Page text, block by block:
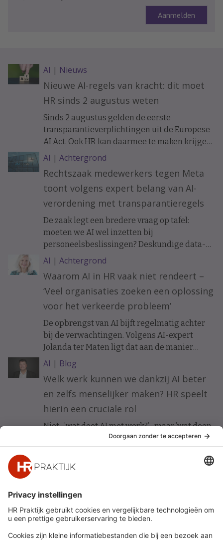
AI | Nieuws
Nieuwe AI-regels van kracht: dit moet
HR sinds 2 augustus weten
Sinds 2 augustus gelden de eerste
transparantieverplichtingen uit de Europese
AI Act. Ook HR kan daarmee te maken krijgen.
Bijvoorbeeld als sollicitanten of medewerkers
communiceren met een AI-chatbot. Wat
verandert er precies en wanneer moet je
mensen informeren?
AI | Achtergrond
Rechtszaak medewerkers tegen Meta
toont volgens expert belang van AI-
verordening met transparantieregels
De zaak legt een bredere vraag op tafel:
moeten we AI wel inzetten bij
personeelsbeslissingen? Deskundige data-
ethiek Koen Versmissen maant tot
voorzichtigheid.
AI | Achtergrond
Waarom AI in HR vaak niet rendeert –
‘Veel organisaties zoeken een oplossing
voor het verkeerde probleem’
De opbrengst van AI bijft regelmatig achter
bij de verwachtingen. Volgens AI-expert
Jolanda ter Maten ligt dat aan de manier
waarop organisaties ermee beginnen.
AI | Blog
Welk werk kunnen we dankzij AI beter
en zelfs menselijker maken? HR speelt
hierin een cruciale rol
Niet ’wat doet AI met werk?’ maar ’wat doen
wij met AI om werk beter te maken?’ Vijf HR-
principes voor werkgeluk in een AI-gedreven
organisatie.
Snel naar Meer